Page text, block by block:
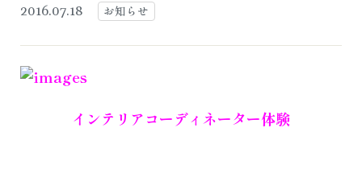
2016.07.18 お知らせ
インテリアコーディネーター体験
よくある質問 お知らせ ブログ